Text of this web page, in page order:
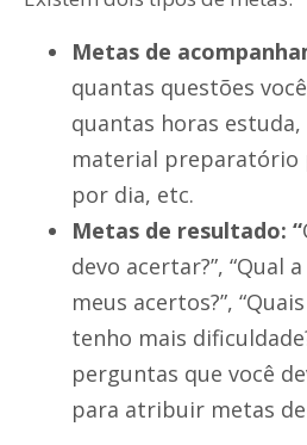
Metas de
quantas questões
quantas horas
material preparatório
por dia, etc.
Metas de resultado: “
devo acertar?”, “Qual
meus acertos?”,
tenho mais
perguntas que você
para atribuir metas